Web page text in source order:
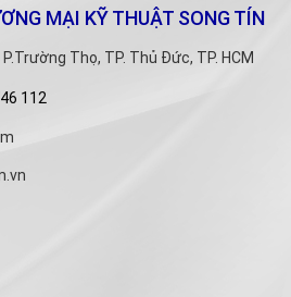
MẠI KỸ THUẬT SONG TÍN
Thọ, TP. Thủ Đức, TP. HCM
112